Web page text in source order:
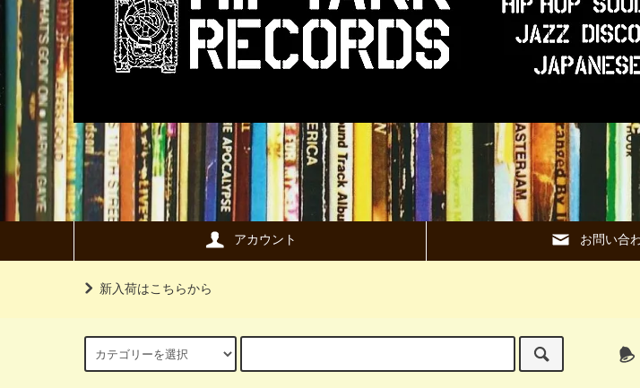
アカウント お問い合
新入荷はこちらから